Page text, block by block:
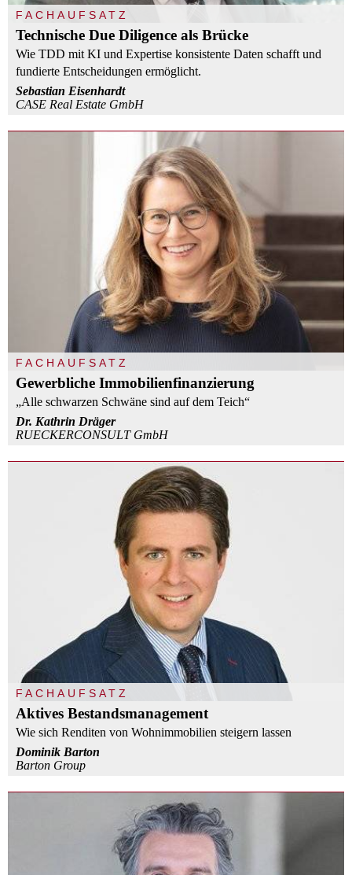
FACHAUFSATZ
Technische Due Diligence als Brücke
Wie TDD mit KI und Expertise konsistente Daten schafft und
fundierte Entscheidungen ermöglicht.
Sebastian Eisenhardt
CASE Real Estate GmbH
FACHAUFSATZ
Gewerbliche Immobilienfinanzierung
„Alle schwarzen Schwäne sind auf dem Teich“
Dr. Kathrin Dräger
RUECKERCONSULT GmbH
FACHAUFSATZ
Aktives Bestandsmanagement
Wie sich Renditen von Wohnimmobilien steigern lassen
Dominik Barton
Barton Group